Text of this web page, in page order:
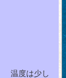
度は少し